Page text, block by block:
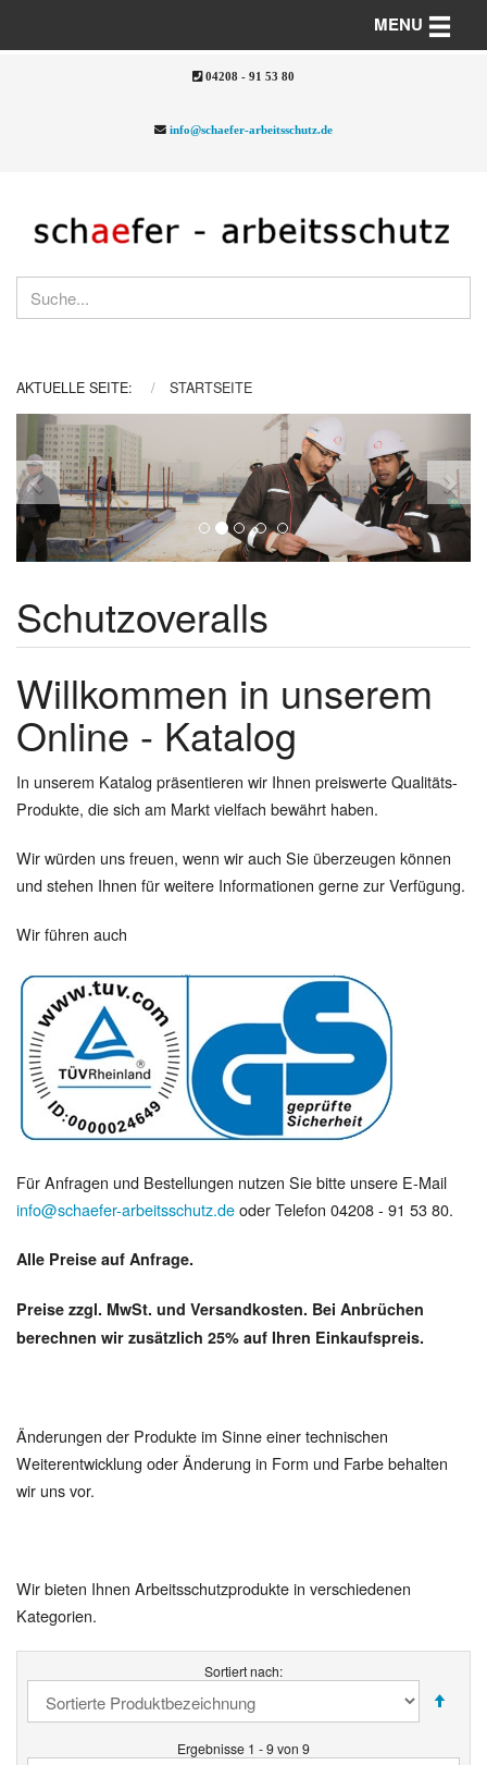
04208 - 91 53 80
info@schaefer-arbeitsschutz.de
MENU Toggle
AKTUELLE SEITE: STARTSEITE
Previous
Schutzoveralls
Willkommen in unserem
Online - Katalog
In unserem Katalog präsentieren wir Ihnen preiswerte Qualitäts-
Produkte, die sich am Markt vielfach bewährt haben.
Wir würden uns freuen, wenn wir auch Sie überzeugen können
und stehen Ihnen für weitere Informationen gerne zur Verfügung.
Wir führen auch
Für Anfragen und Bestellungen nutzen Sie bitte unsere E-Mail
info@schaefer-arbeitsschutz.deoder Telefon 04208 - 91 53 80.
Alle Preise auf Anfrage.
Preise zzgl. MwSt. und Versandkosten. Bei Anbrüchen
berechnen wir zusätzlich 25% auf Ihren Einkaufspreis.
Änderungen der Produkte im Sinne einer technischen
Weiterentwicklung oder Änderung in Form und Farbe behalten
wir uns vor.
Wir bieten Ihnen Arbeitsschutzprodukte in verschiedenen
Kategorien.
Sortiert nach:
Ergebnisse 1 - 9 von 9